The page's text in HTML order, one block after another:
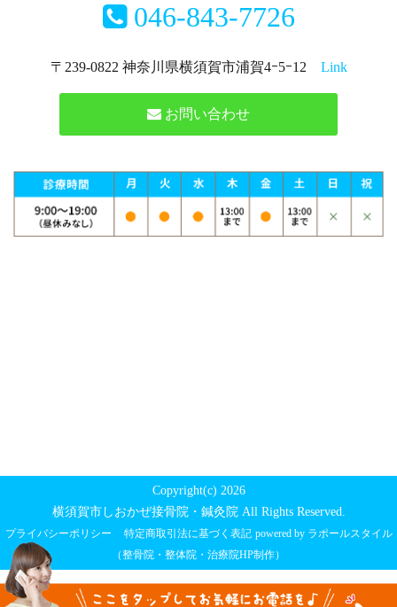
046-843-7726
〒239-0822 神奈川県横須賀市浦賀4ｰ5ｰ12 Link
お問い合わせ
Copyright(c) 2026
横須賀市しおかぜ接骨院・鍼灸院 All Rights Reserved.
プライバシーポリシー 特定商取引法に基づく表記 powered by ラポールスタイル
（整骨院・整体院・治療院HP制作）